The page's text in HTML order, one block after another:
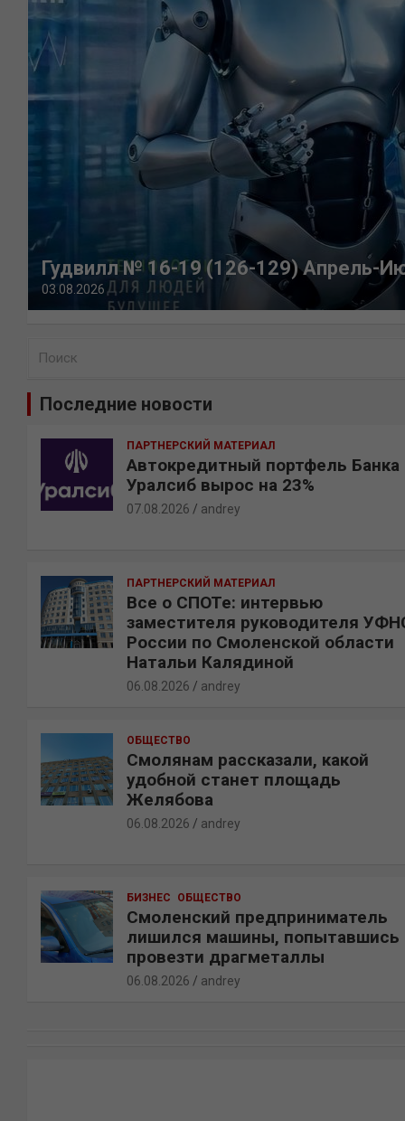
Гудвилл № 16-19 (126-129) Апрель-
03.08.2026
Последние новости
ПАРТНЕРСКИЙ МАТЕРИАЛ
Автокредитный портфель Банка
Уралсиб вырос на 23%
07.08.2026 andrey
ПАРТНЕРСКИЙ МАТЕРИАЛ
Все о СПОТе: интервью
заместителя руководителя
России по Смоленской области
Натальи Калядиной
06.08.2026 andrey
ОБЩЕСТВО
Смолянам рассказали, какой
удобной станет площадь
Желябова
06.08.2026 andrey
БИЗНЕС ОБЩЕСТВО
Смоленский предприниматель
лишился машины, попытавшись
провезти драгметаллы
06.08.2026 andrey